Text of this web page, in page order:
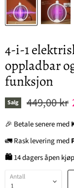
4-i-1
oppladbar
funksjon
Salg Original
449,00 kr
🎉 Betale senere med
🚛 Rask levering med
🛍14 dagers åpen kjøp
Antall